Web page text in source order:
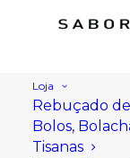
Loja
Rebuçado
Bolos,
Tisanas